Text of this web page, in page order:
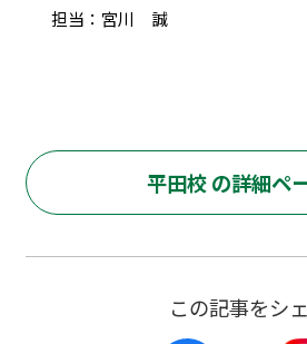
担当：宮川 誠
平田校 の詳細ペ
この記事をシ